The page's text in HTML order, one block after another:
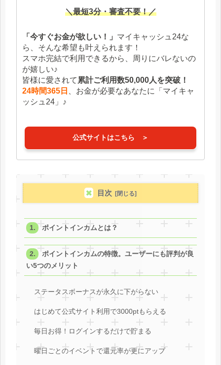
＼最短3分・審査不要！／
「今すぐお金が欲しい！」 マイキャッシュ24な
ら、そんな希望も叶えられます！
スマホ完結で利用できるから、周りにバレないの
が嬉しい♪
皆様に愛されて 累計ご利用数50,000人を突破！
24時間365日
、お金が必要なあなたに「マイキャ
ッシュ24」♪
公式サイトはこちら ＞
目次
ポイントインカムとは？
ポイントインカムの特徴。ユーザーにも評判が良
い5つのメリット
ステータスボーナスが永久に下がらない
はじめて公式サイト利用で3000ptもらえる
毎日お得！ログインするだけで貯まる
曜日ごとのイベントで還元率が更にアップ